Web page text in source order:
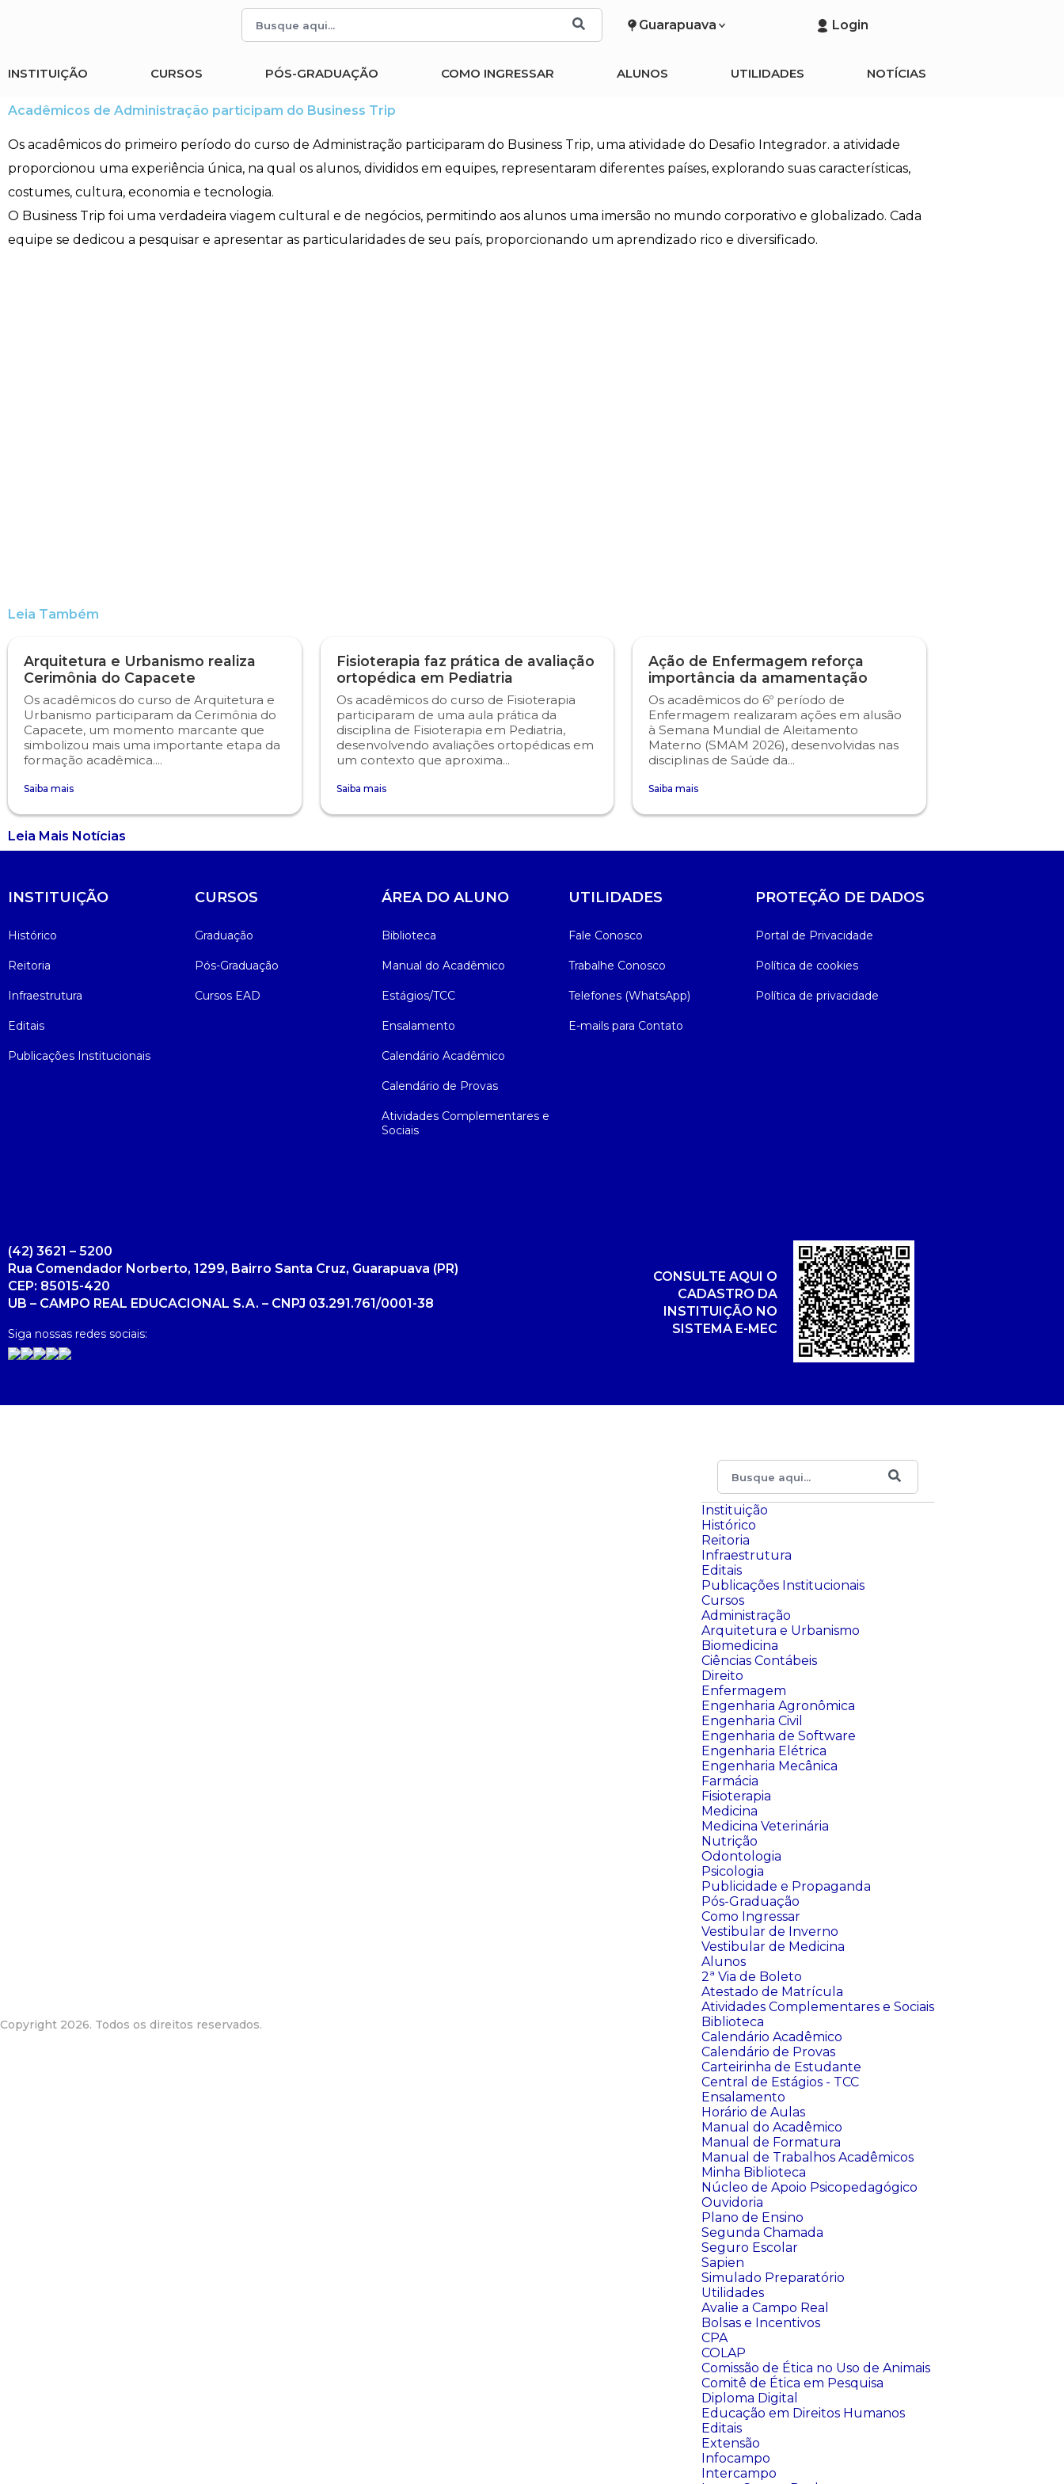
Guarapuava Login
INSTITUIÇÃO CURSOS PÓS-GRADUAÇÃO COMO INGRESSAR ALUNOS UTILIDADES NOTÍCIAS
Acadêmicos de Administração participam do Business Trip
Os acadêmicos do primeiro período do curso de Administração participaram do Business Trip, uma atividade do Desafio Integrador. a atividade
proporcionou uma experiência única, na qual os alunos, divididos em equipes, representaram diferentes países, explorando suas características,
costumes, cultura, economia e tecnologia.
O Business Trip foi uma verdadeira viagem cultural e de negócios, permitindo aos alunos uma imersão no mundo corporativo e globalizado. Cada
equipe se dedicou a pesquisar e apresentar as particularidades de seu país, proporcionando um aprendizado rico e diversificado.
Leia Também
Arquitetura e Urbanismo realiza
Cerimônia do Capacete
Os acadêmicos do curso de Arquitetura e
Urbanismo participaram da Cerimônia do
Capacete, um momento marcante que
simbolizou mais uma importante etapa da
formação acadêmica....
Saiba mais
Fisioterapia faz prática de avaliação
ortopédica em Pediatria
Os acadêmicos do curso de Fisioterapia
participaram de uma aula prática da
disciplina de Fisioterapia em Pediatria,
desenvolvendo avaliações ortopédicas em
um contexto que aproxima...
Saiba mais
Ação de Enfermagem reforça
importância da amamentação
Os acadêmicos do 6º período de
Enfermagem realizaram ações em alusão
à Semana Mundial de Aleitamento
Materno (SMAM 2026), desenvolvidas nas
disciplinas de Saúde da...
Saiba mais
Leia Mais Notícias
INSTITUIÇÃO
Histórico
Reitoria
Infraestrutura
Editais
Publicações Institucionais
CURSOS
Graduação
Pós-Graduação
Cursos EAD
ÁREA DO ALUNO
Biblioteca
Manual do Acadêmico
Estágios/TCC
Ensalamento
Calendário Acadêmico
Calendário de Provas
Atividades Complementares e
Sociais
UTILIDADES
Fale Conosco
Trabalhe Conosco
Telefones (WhatsApp)
E-mails para Contato
PROTEÇÃO DE DADOS
Portal de Privacidade
Política de cookies
Política de privacidade
(42) 3621 – 5200
Rua Comendador Norberto, 1299, Bairro Santa Cruz, Guarapuava (PR)
CEP: 85015-420
UB – CAMPO REAL EDUCACIONAL S.A. – CNPJ 03.291.761/0001-38
Siga nossas redes sociais:
CONSULTE AQUI O
CADASTRO DA
INSTITUIÇÃO NO
SISTEMA E-MEC
Copyright 2026. Todos os direitos reservados.
Instituição
Histórico
Reitoria
Infraestrutura
Editais
Publicações Institucionais
Cursos
Administração
Arquitetura e Urbanismo
Biomedicina
Ciências Contábeis
Direito
Enfermagem
Engenharia Agronômica
Engenharia Civil
Engenharia de Software
Engenharia Elétrica
Engenharia Mecânica
Farmácia
Fisioterapia
Medicina
Medicina Veterinária
Nutrição
Odontologia
Psicologia
Publicidade e Propaganda
Pós-Graduação
Como Ingressar
Vestibular de Inverno
Vestibular de Medicina
Alunos
2ª Via de Boleto
Atestado de Matrícula
Atividades Complementares e Sociais
Biblioteca
Calendário Acadêmico
Calendário de Provas
Carteirinha de Estudante
Central de Estágios - TCC
Ensalamento
Horário de Aulas
Manual do Acadêmico
Manual de Formatura
Manual de Trabalhos Acadêmicos
Minha Biblioteca
Núcleo de Apoio Psicopedagógico
Ouvidoria
Plano de Ensino
Segunda Chamada
Seguro Escolar
Sapien
Simulado Preparatório
Utilidades
Avalie a Campo Real
Bolsas e Incentivos
CPA
COLAP
Comissão de Ética no Uso de Animais
Comitê de Ética em Pesquisa
Diploma Digital
Educação em Direitos Humanos
Editais
Extensão
Infocampo
Intercampo